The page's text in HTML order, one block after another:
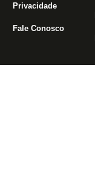
Privacidade
Fale Conosco